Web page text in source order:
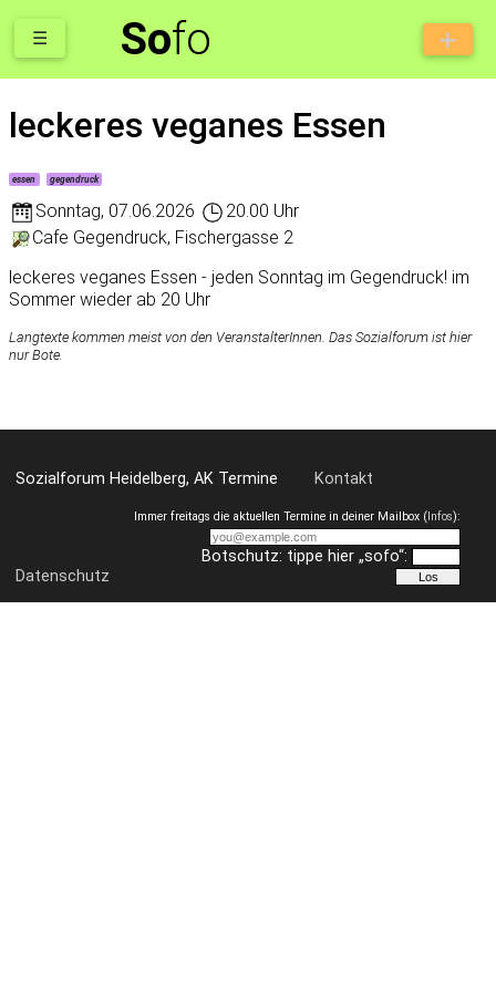
Sofo
☰
leckeres veganes Essen
essen gegendruck
Sonntag, 07.06.2026
20.00 Uhr
Cafe Gegendruck, Fischergasse 2
leckeres veganes Essen - jeden Sonntag im Gegendruck! im
Sommer wieder ab 20 Uhr
Langtexte kommen meist von den VeranstalterInnen. Das Sozialforum ist hier
nur Bote.
Sozialforum Heidelberg, AK Termine Kontakt
Datenschutz
Immer freitags die aktuellen Termine in deiner Mailbox (Infos):
Botschutz: tippe hier „sofo“: